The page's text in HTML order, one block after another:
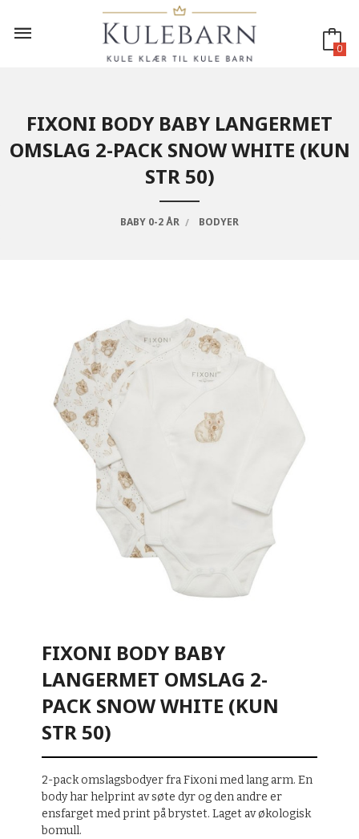
innholdet
0
FIXONI BODY BABY LANGERMET
OMSLAG 2-PACK SNOW WHITE (KUN
STR 50)
BABY 0-2 ÅR BODYER
FIXONI BODY BABY
LANGERMET OMSLAG 2-
PACK SNOW WHITE (KUN
STR 50)
2-pack omslagsbodyer fra Fixoni med lang arm. En
body har helprint av søte dyr og den andre er
ensfarget med print på brystet. Laget av økologisk
bomull.